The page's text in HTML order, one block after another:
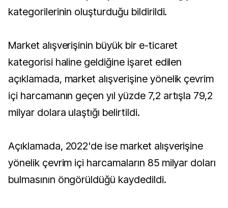
kategorilerinin oluşturduğu bildirildi.
Market alışverişinin büyük bir e-ticaret
kategorisi haline geldiğine işaret edilen
açıklamada, market alışverişine yönelik çevrim
içi harcamanın geçen yıl yüzde 7,2 artışla 79,2
milyar dolara ulaştığı belirtildi.
Açıklamada, 2022'de ise market alışverişine
yönelik çevrim içi harcamaların 85 milyar doları
bulmasının öngörüldüğü kaydedildi.